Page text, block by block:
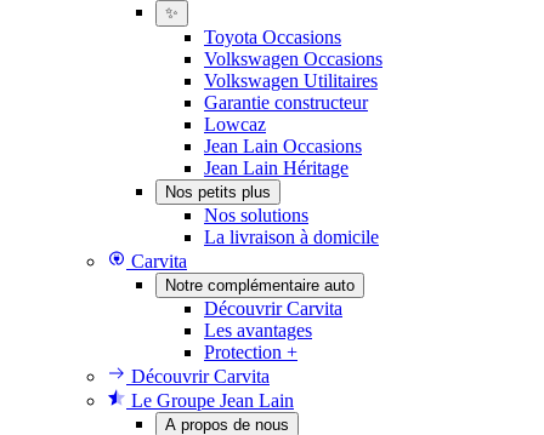
✨
Toyota Occasions
Volkswagen Occasions
Volkswagen Utilitaires
Garantie constructeur
Lowcaz
Jean Lain Occasions
Jean Lain Héritage
Nos petits plus
Nos solutions
La livraison à domicile
Carvita
Notre complémentaire auto
Découvrir Carvita
Les avantages
Protection +
Découvrir Carvita
Le Groupe Jean Lain
A propos de nous